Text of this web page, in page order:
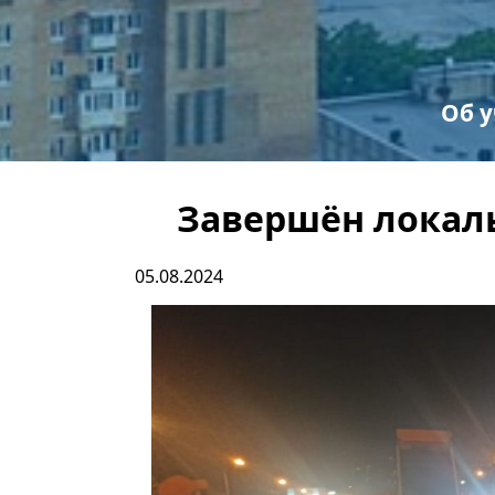
Об
Завершён
05.08.2024